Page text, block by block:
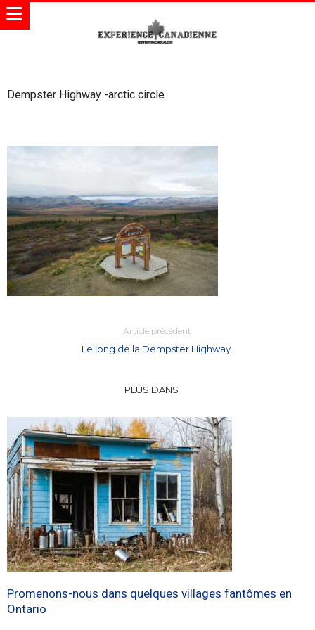
Dempster Highway -arctic circle
Article précédent
Le long de la Dempster Highway.
PLUS DANS
Promenons-nous dans quelques villages fantômes en
Ontario